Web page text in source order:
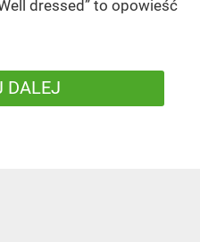
dressed” to opowieść
DALEJ